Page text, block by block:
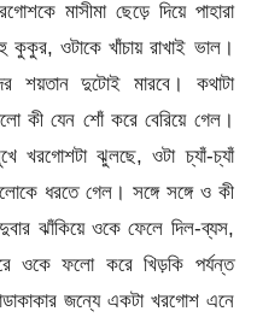
মাসীমা ছেড়ে দিয়ে পাহারা
কুকুর, ওটাকে খাঁচায় রাখাই ভাল।
শয়তান দুটোই মারবে। কথাটা
কী যেন শোঁ করে বেরিয়ে গেল।
খরগোশটা ঝুলছে, ওটা চ্যাঁ-চ্যাঁ
ধরতে গেল। সঙ্গে সঙ্গে ও কী
ঝাঁকিয়ে ওকে ফেলে দিল-ব্যস,
ফলো করে খিড়কি পর্যন্ত
জন্যে একটা খরগোশ এনে